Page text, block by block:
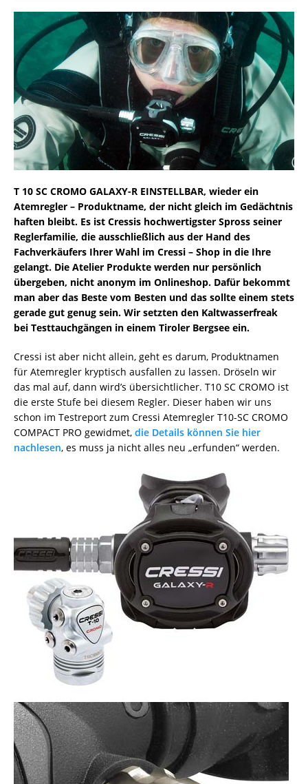
T 10 SC CROMO GALAXY-R EINSTELLBAR, wieder ein
Atemregler – Produktname, der nicht gleich im Gedächtnis
haften bleibt. Es ist Cressis hochwertigster Spross seiner
Reglerfamilie, die ausschließlich aus der Hand des
Fachverkäufers Ihrer Wahl im Cressi – Shop in die Ihre
gelangt. Die Atelier Produkte werden nur persönlich
übergeben, nicht anonym im Onlineshop. Dafür bekommt
man aber das Beste vom Besten und das sollte einem stets
gerade gut genug sein. Wir setzten den Kaltwasserfreak
bei Testtauchgängen in einem Tiroler Bergsee ein.
Cressi ist aber nicht allein, geht es darum, Produktnamen
für Atemregler kryptisch ausfallen zu lassen. Dröseln wir
das mal auf, dann wird’s übersichtlicher. T10 SC CROMO ist
die erste Stufe bei diesem Regler. Dieser haben wir uns
schon im Testreport zum Cressi Atemregler T10-SC CROMO
COMPACT PRO gewidmet, die Details können Sie hier
nachlesen, es muss ja nicht alles neu „erfunden“ werden.